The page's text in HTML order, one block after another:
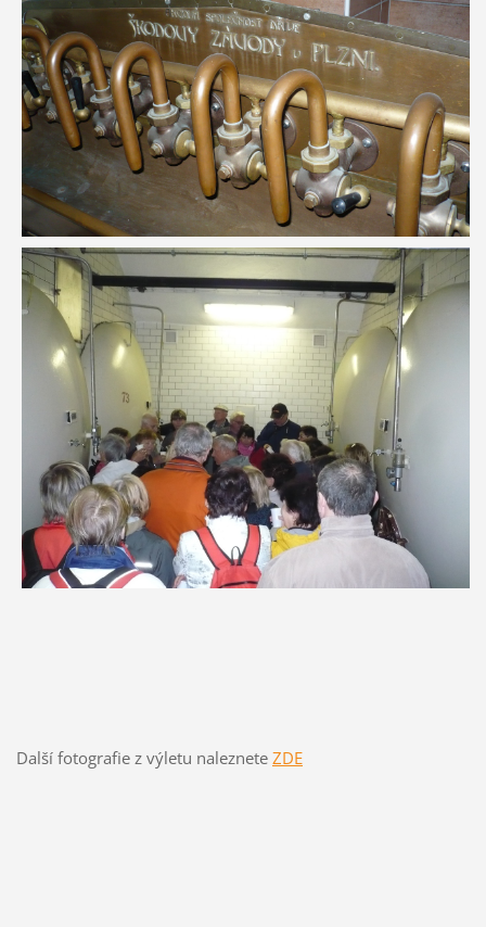
Další fotografie z výletu naleznete ZDE